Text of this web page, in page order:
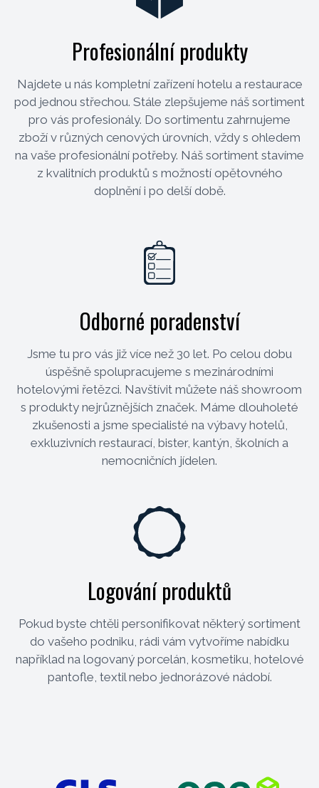
Profesionální produkty
Najdete u nás kompletní zařízení hotelu a restaurace
pod jednou střechou. Stále zlepšujeme náš sortiment
pro vás profesionály. Do sortimentu zahrnujeme
zboží v různých cenových úrovních, vždy s ohledem
na vaše profesionální potřeby. Náš sortiment stavíme
z kvalitních produktů s možností opětovného
doplnění i po delší době.
Odborné poradenství
Jsme tu pro vás již více než 30 let. Po celou dobu
úspěšně spolupracujeme s mezinárodními
hotelovými řetězci. Navštívit můžete náš showroom
s produkty nejrůznějších značek. Máme dlouholeté
zkušenosti a jsme specialisté na výbavy hotelů,
exkluzivních restaurací, bister, kantýn, školních a
nemocničních jídelen.
Logování produktů
Pokud byste chtěli personifikovat některý sortiment
do vašeho podniku, rádi vám vytvoříme nabídku
například na logovaný porcelán, kosmetiku, hotelové
pantofle, textil nebo jednorázové nádobí.